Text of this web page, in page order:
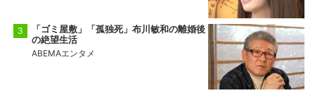
「ゴミ屋敷」「孤独死」布川敏和の離婚後
の絶望生活
ABEMAエンタメ